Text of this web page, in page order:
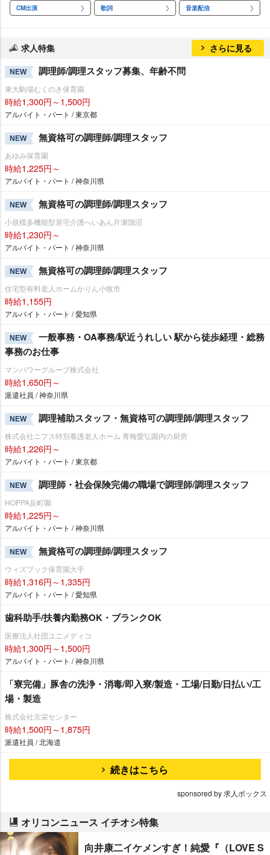
CM出演 歌詞 音楽配信
求人特集 さらに見る
NEW 調理師/調理スタッフ募集、年齢不問
東大駒場むくのき保育園
時給1,300円～1,500円
アルバイト・パート / 東京都
NEW 無資格可の調理師/調理スタッフ
あゆみ保育園
時給1,225円～
アルバイト・パート / 神奈川県
NEW 無資格可の調理師/調理スタッフ
小規模多機能型居宅介護へいあん片瀬鵠沼
時給1,230円～
アルバイト・パート / 神奈川県
NEW 無資格可の調理師/調理スタッフ
住宅型有料老人ホームかりん小牧市
時給1,155円
アルバイト・パート / 愛知県
NEW
一般事務・OA事務/駅近うれしい 駅から徒歩経理・総務
事務のお仕事
マンパワーグループ株式会社
時給1,650円～
派遣社員 / 神奈川県
NEW 調理補助スタッフ・無資格可の調理師/調理スタッフ
株式会社ニフス特別養護老人ホーム 青梅愛弘園内の厨房
時給1,226円～
アルバイト・パート / 東京都
NEW 調理師・社会保険完備の職場で調理師/調理スタッフ
HOPPA反町園
時給1,225円～
アルバイト・パート / 神奈川県
NEW 無資格可の調理師/調理スタッフ
ウィズブック保育園大手
時給1,316円～1,335円
アルバイト・パート / 愛知県
歯科助手/扶養内勤務OK・ブランクOK
医療法人社団ユニメディコ
時給1,300円～1,500円
アルバイト・パート / 神奈川県
「寮完備」豚舎の洗浄・消毒/即入寮/製造・工場/日勤/日払い/工
場・製造
株式会社京栄センター
時給1,500円～1,875円
派遣社員 / 北海道
続きはこちら
sponsored by 求人ボックス
オリコンニュース イチオシ特集
向井康二イケメンすぎ！純愛『（LOVE S